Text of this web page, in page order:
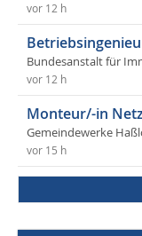
vor 12 h
Bundesanstalt für
vor 12 h
Monteur/-in
Gemeindewerke
vor 15 h